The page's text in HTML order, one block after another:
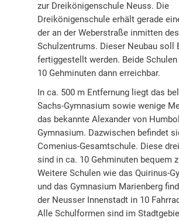
zur Dreikönigenschule Neuss. Die
Dreikönigenschule erhält gerade
der an der Weberstraße inmitten des
Schulzentrums. Dieser Neubau soll
fertiggestellt werden. Beide
10 Gehminuten dann erreichbar.
In ca. 500 m Entfernung liegt das
Sachs-Gymnasium sowie wenige
das bekannte Alexander von
Gymnasium. Dazwischen befindet
Comenius-Gesamtschule. Diese
sind in ca. 10 Gehminuten bequem
Weitere Schulen wie das Quirinus-
und das Gymnasium Marienberg
der Neusser Innenstadt in 10
Alle Schulformen sind im